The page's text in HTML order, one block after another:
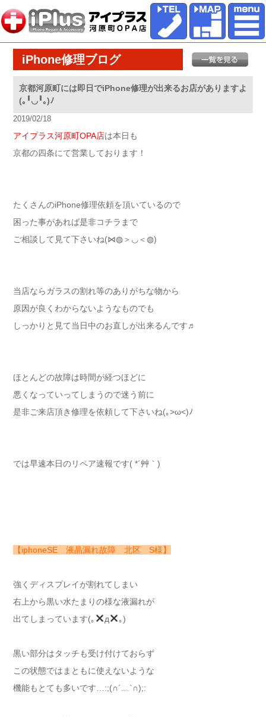
iPhone修理ブログ
京都河原町には即日でiPhone修理が出来るお店がありますよ
(｡╹◡╹｡)ﾉ
2019/02/18
アイプラス河原町OPA店は本日も
京都の四条にて営業しております！
たくさんのiPhone修理依頼を頂いているので
困った事があれば是非コチラまで
ご相談して見て下さいね(⋈◍＞◡＜◍)
当店ならガラスの割れ等のありがちな物から
原因が良くわからないようなものでも
しっかりと見て当日中のお直しが出来るんです♬
ほとんどの故障は時間が経つほどに
悪くなっていってしまうので迷う前に
是非ご来店頂き修理を依頼して下さいね(｡>ω<)ﾉ
では早速本日のリペア速報です( *´艸｀)
【iphoneSE 液晶漏れ故障 北区 S様】
強くディスプレイが割れてしまい
右上から黒い水たまりの様な液漏れが
出てしまっています(｡
д ｡)
黒い部分はタッチも受け付けておらず
この状態ではまともに使えないような
機能もとても多いです…:;(∩´﹏`∩);: